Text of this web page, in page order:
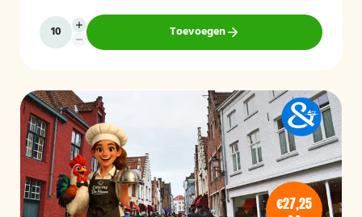
Toevoegen
€27,25